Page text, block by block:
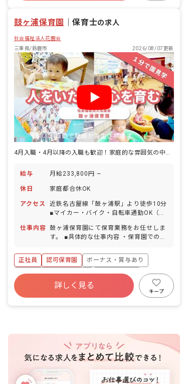
鼓ヶ浦保育園 ｜保育士の求人
社会福祉法人花園会
三重県/鈴鹿市
2026/08/07更新
自動で動画が再生されます
4月入職・4月以降の入職も歓迎！家庭的な雰囲気の中で保育をしませんか？
給与 月給233,800円 ~
休日 家庭都合休OK
アクセス
近鉄名古屋線「鼓ヶ浦駅」より徒歩10分
■マイカー・バイク・自転車通勤OK（無
仕事内容 鼓ヶ浦保育園にて保育業務をお任せしま
す。 ■具体的な仕事内容 ・保育園での保
び ・給食、お昼寝、トイレのサポート
・保護者との連携（アプリ含む） ・書類
作成（週案、月案、会議議事録など） ・
連絡帳記入、他
正社員 認可保育園
ボーナス・賞与あり
寮・住宅・家賃補助あり
社会保険完備
福利厚生充実
退職金制度
詳しく見る
キープ